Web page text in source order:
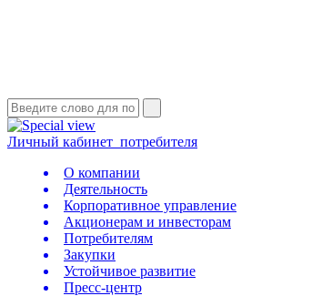
Личный кабинет потребителя
О компании
Деятельность
Корпоративное управление
Акционерам и инвесторам
Потребителям
Закупки
Устойчивое развитие
Пресс-центр